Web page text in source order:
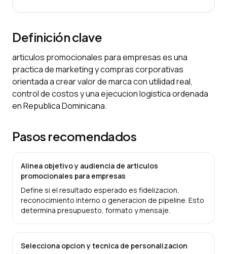
Definición clave
articulos promocionales para empresas es una
practica de marketing y compras corporativas
orientada a crear valor de marca con utilidad real,
control de costos y una ejecucion logistica ordenada
en Republica Dominicana.
Pasos recomendados
Alinea objetivo y audiencia de articulos
promocionales para empresas
Define si el resultado esperado es fidelizacion,
reconocimiento interno o generacion de pipeline. Esto
determina presupuesto, formato y mensaje.
Selecciona opcion y tecnica de personalizacion